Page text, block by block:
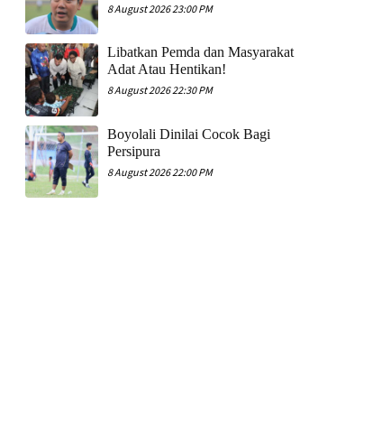
8 August 2026 23:00 PM
Libatkan Pemda dan Masyarakat
Adat Atau Hentikan!
8 August 2026 22:30 PM
Boyolali Dinilai Cocok Bagi
Persipura
8 August 2026 22:00 PM